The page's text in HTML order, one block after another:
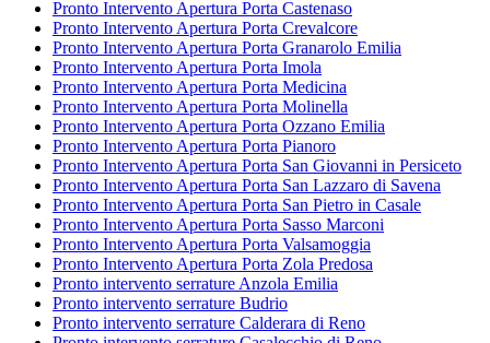
Pronto Intervento Apertura Porta Castenaso
Pronto Intervento Apertura Porta Crevalcore
Pronto Intervento Apertura Porta Granarolo Emilia
Pronto Intervento Apertura Porta Imola
Pronto Intervento Apertura Porta Medicina
Pronto Intervento Apertura Porta Molinella
Pronto Intervento Apertura Porta Ozzano Emilia
Pronto Intervento Apertura Porta Pianoro
Pronto Intervento Apertura Porta San Giovanni in Persiceto
Pronto Intervento Apertura Porta San Lazzaro di Savena
Pronto Intervento Apertura Porta San Pietro in Casale
Pronto Intervento Apertura Porta Sasso Marconi
Pronto Intervento Apertura Porta Valsamoggia
Pronto Intervento Apertura Porta Zola Predosa
Pronto intervento serrature Anzola Emilia
Pronto intervento serrature Budrio
Pronto intervento serrature Calderara di Reno